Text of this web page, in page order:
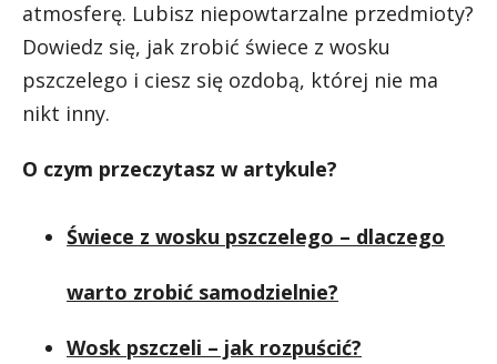
atmosferę. Lubisz niepowtarzalne przedmioty?
Dowiedz się, jak zrobić świece z wosku
pszczelego i ciesz się ozdobą, której nie ma
nikt inny.
O czym przeczytasz w artykule?
Świece z wosku pszczelego – dlaczego
warto zrobić samodzielnie?
Wosk pszczeli – jak rozpuścić?